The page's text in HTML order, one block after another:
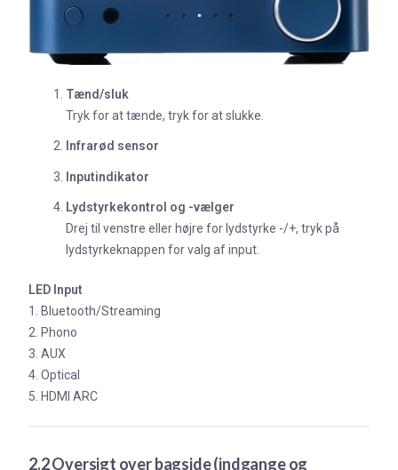
Tænd/sluk
Tryk for at tænde, tryk for at slukke.
Infrarød sensor
Inputindikator
Lydstyrkekontrol og -vælger
Drej til venstre eller højre for lydstyrke -/+, tryk på
lydstyrkeknappen for valg af input.
LED Input
1. Bluetooth/Streaming
2. Phono
3. AUX
4. Optical
5. HDMI ARC
2.2 Oversigt over bagside (indgange og